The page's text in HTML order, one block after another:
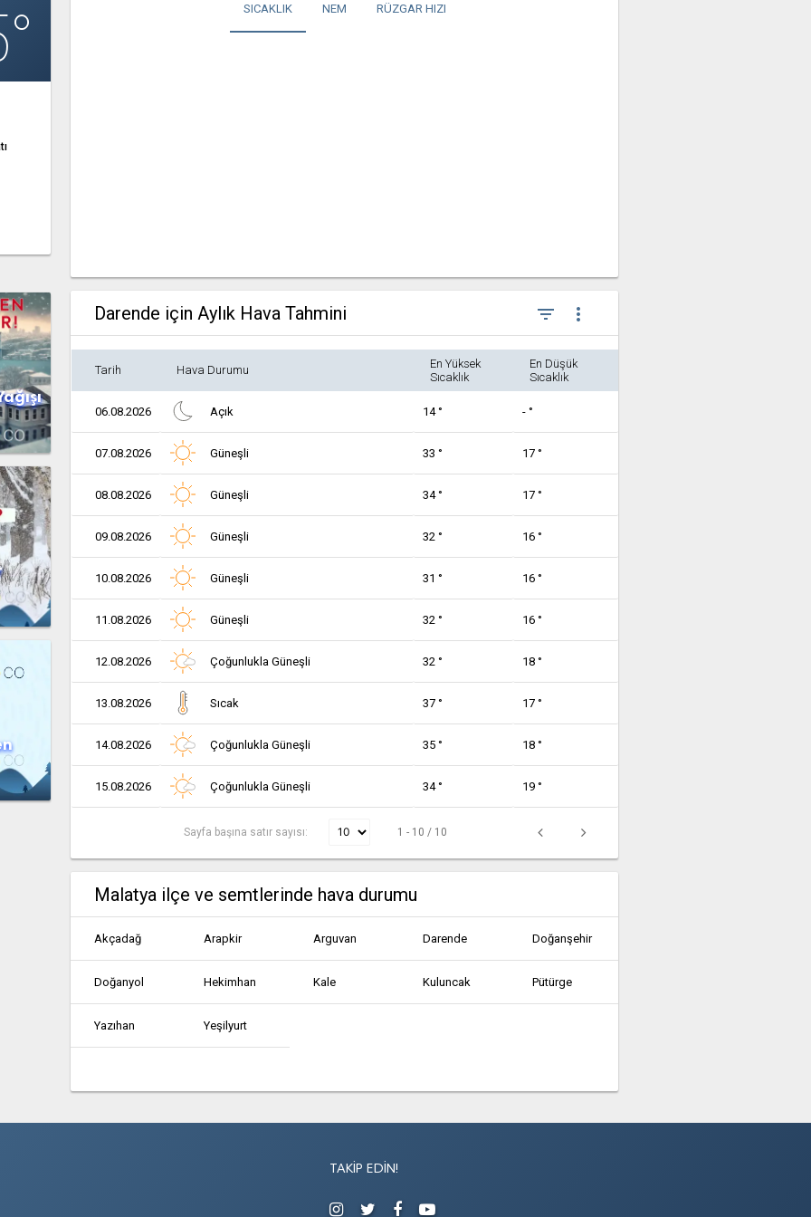
SICAKLIK NEM RÜZGAR HIZI
Darende için Aylık Hava Tahmini filter_list more_vert
Tarih Hava Durumu
En Yüksek
Sıcaklık
En Düşük
Sıcaklık
06.08.2026 Açık 14 ° - °
07.08.2026 Güneşli 33 ° 17 °
08.08.2026 Güneşli 34 ° 17 °
09.08.2026 Güneşli 32 ° 16 °
10.08.2026 Güneşli 31 ° 16 °
11.08.2026 Güneşli 32 ° 16 °
12.08.2026 Çoğunlukla Güneşli 32 ° 18 °
13.08.2026 Sıcak 37 ° 17 °
14.08.2026 Çoğunlukla Güneşli 35 ° 18 °
15.08.2026 Çoğunlukla Güneşli 34 ° 19 °
Sayfa başına satır sayısı: 1 - 10 / 10
Malatya ilçe ve semtlerinde hava durumu
Akçadağ Arapkir Arguvan Darende Doğanşehir
Doğanyol Hekimhan Kale Kuluncak Pütürge
Yazıhan Yeşilyurt
TAKIP EDIN!